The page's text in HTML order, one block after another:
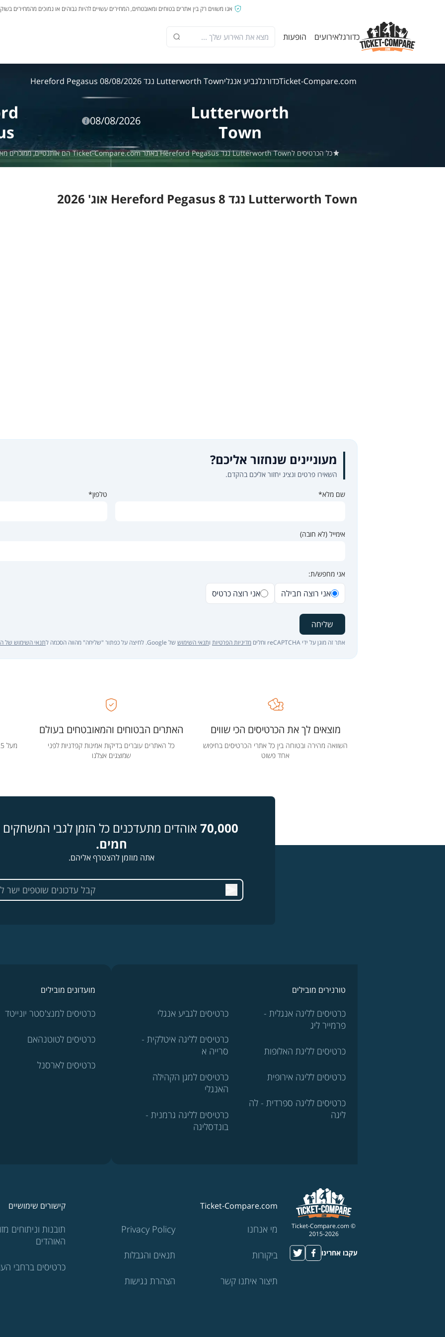
אנו משווים רק בין אתרים בטוחים ומאובטחים, המחירים עשויים להיות גבוהים או נמוכים מהמחירים
כדורגלאירועים הופעות
Ticket-Compare.comכדורגלגביע אנגליLutterworth Town נגד Hereford Pegasus 08/08/2026
Lutterworth
Town
08/08/2026
כל הכרטיסים לLutterworth Town נגד Hereford Pegasus באתר Ticket-Compare.com הם אותנטיים, ממוכרים מאומתים מראש שמספקים אחריות של 100%.
Lutterworth Town נגד Hereford Pegasus 8 אוג' 2026
מעוניינים שנחזור אליכם?
השאירו פרטים ונציג יחזור אליכם בהקדם.
שם מלא* טלפון*
אימייל (לא חובה)
אני מחפש/ת:
אני רוצה חבילה אני רוצה כרטיס
שליחה
אתר זה מוגן על ידי reCAPTCHA וחלים מדיניות הפרטיות ותנאי השימוש של Google. לחיצה על כפתור "שליחה" מהווה הסכמה ל תנאי השימוש של
האתרים הבטוחים והמאובטחים בעולם
כל האתרים עוברים בדיקות אמינות קפדניות לפני
שמוצגים אצלנו
מוצאים לך את הכרטיסים הכי שווים
השוואה מהירה ובטוחה בין כל אתרי הכרטיסים בחיפוש
אחד פשוט
70,000 אוהדים מתעדכנים כל הזמן לגבי המשחקים
חמים.
אתה מוזמן להצטרף אליהם.
טורנירים מובילים
כרטיסים לליגה אנגלית -
פרמייר ליג
כרטיסים לליגת האלופות
כרטיסים לליגה אירופית
כרטיסים לליגה ספרדית - לה
ליגה
כרטיסים לגביע אנגלי
כרטיסים לליגה איטלקית -
סרייה א
כרטיסים למגן הקהילה
האנגלי
כרטיסים לליגה גרמנית -
בונדסליגה
מועדונים מובילים
כרטיסים למנצ'סטר יונייטד
כרטיסים לטוטנהאם
כרטיסים לארסנל
© Ticket-Compare.com
2015-2026
עקבו אחרינו
Ticket-Compare.com
מי אנחנו
ביקורות
תיצור איתנו קשר
Privacy Policy
תנאים והגבלות
הצהרת נגישות
קישורים שימושיים
תובנות וניתוחים
האוהדים
כרטיסים ברחבי